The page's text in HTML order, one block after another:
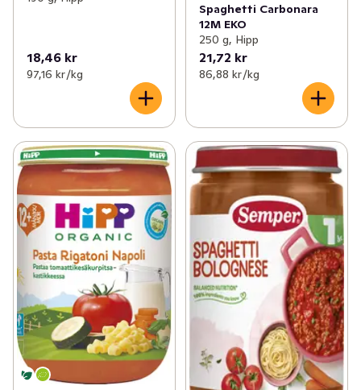
18,46 kr
97,16 kr /kg
Spaghetti Carbonara
12M EKO
250 g, Hipp
21,72 kr
86,88 kr /kg